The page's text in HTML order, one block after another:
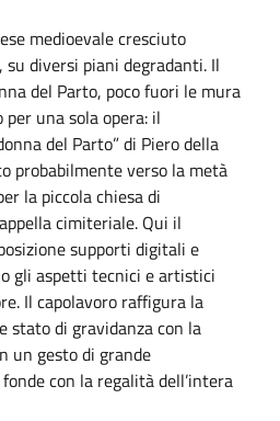
medioevale cresciuto
diversi piani degradanti. Il
del Parto, poco fuori le mura
per una sola opera: il
del Parto” di Piero della
probabilmente verso la metà
la piccola chiesa di
cimiteriale. Qui il
supporti digitali e
gli aspetti tecnici e artistici
Il capolavoro raffigura la
stato di gravidanza con la
un gesto di grande
con la regalità dell’intera